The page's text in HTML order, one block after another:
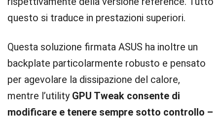
questo si traduce in prestazioni superiori.
Questa soluzione firmata ASUS ha inoltre un
backplate particolarmente robusto e pensato
per agevolare la dissipazione del calore,
mentre l’utility GPU Tweak consente di
modificare e tenere sempre sotto controllo –